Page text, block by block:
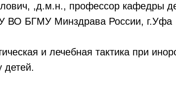
,д.м.н., профессор кафедры
БГМУ Минздрава России, г.Уфа
и лечебная тактика при
детей.